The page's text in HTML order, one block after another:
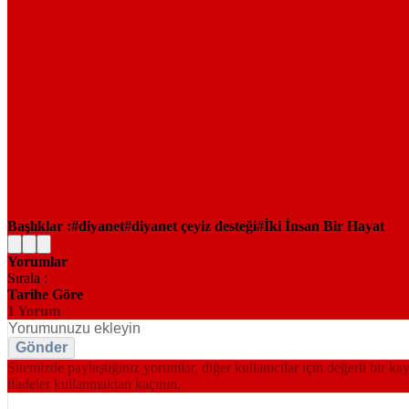
Başlıklar : diyanet diyanet çeyiz desteği İki İnsan Bir Hayat
Yorumlar
Sırala :
Tarihe Göre
1 Yorum
Gönder
Sitemizde paylaştığınız yorumlar, diğer kullanıcılar için değerli bir
ifadeler kullanmaktan kaçının.